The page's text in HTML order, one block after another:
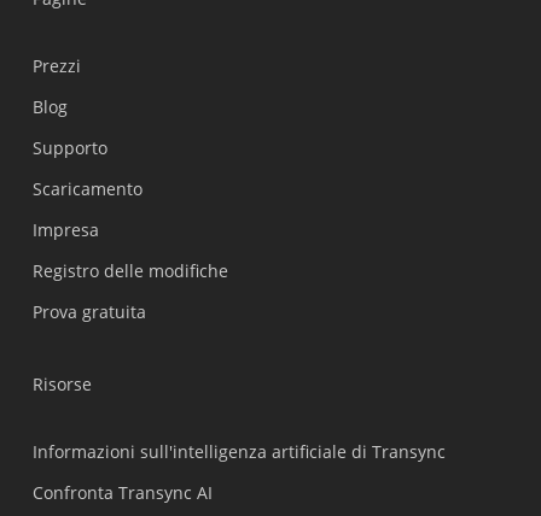
Prezzi
Blog
Supporto
Scaricamento
Impresa
Registro delle modifiche
Prova gratuita
Risorse
Informazioni sull'intelligenza artificiale di Transync
Confronta Transync AI